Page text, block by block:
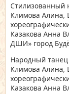
Стилизованный
Климова Алина,
Казакова Анна
ДШИ» город
Народный танец
Климова Алина,
Казакова Анна